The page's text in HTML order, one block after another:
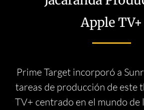
Apple TV+
Prime Target incorporó a
tareas de producción de este
TV+ centrado en el mundo